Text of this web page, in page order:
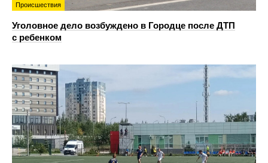
Происшествия
Уголовное дело возбуждено в Городце после ДТП
с ребенком